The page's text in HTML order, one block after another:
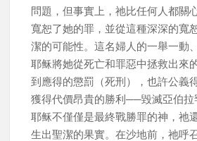
問題，但事實上，祂比任何人都關
寬恕了她的罪，並從這種深深的寬
潔的可能性。這名婦人的一舉一動
耶稣將她從死亡和罪惡中拯救出來
到應得的懲罰（死刑），也許公義
獲得代價昂貴的勝利──毀滅亞伯拉
耶稣不僅僅是最終戰勝罪的神，祂
生出聖潔的果實。在沙地前，祂呼